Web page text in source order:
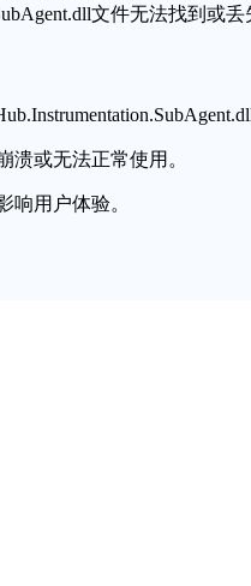
文件无法找到或
溃或无法正常使用。
响用户体验。